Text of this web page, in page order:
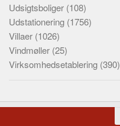
Udsigtsboliger (108)
Udstationering (1756)
Villaer (1026)
Vindmøller (25)
Virksomhedsetablering (390)